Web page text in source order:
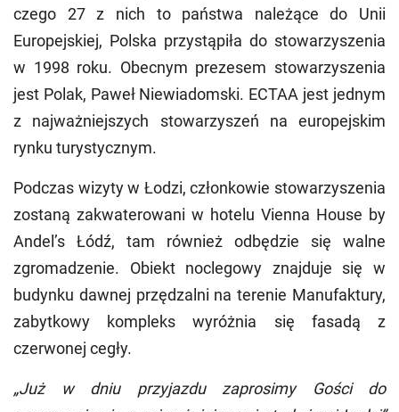
czego 27 z nich to państwa należące do Unii
Europejskiej, Polska przystąpiła do stowarzyszenia
w 1998 roku. Obecnym prezesem stowarzyszenia
jest Polak, Paweł Niewiadomski. ECTAA jest jednym
z najważniejszych stowarzyszeń na europejskim
rynku turystycznym.
Podczas wizyty w Łodzi, członkowie stowarzyszenia
zostaną zakwaterowani w hotelu Vienna House by
Andel’s Łódź, tam również odbędzie się walne
zgromadzenie. Obiekt noclegowy znajduje się w
budynku dawnej przędzalni na terenie Manufaktury,
zabytkowy kompleks wyróżnia się fasadą z
czerwonej cegły.
„Już w dniu przyjazdu zaprosimy Gości do